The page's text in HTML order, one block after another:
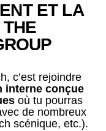
ET LA
c’est rejoindre
interne conçue
où tu pourras
de nombreux
scénique, etc.).